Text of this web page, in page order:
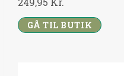
GÅ TIL BUTIK